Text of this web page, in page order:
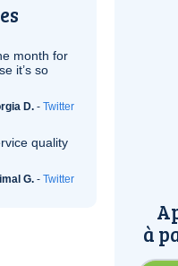
month for
it’s so
D. - Twitter
quality
G. - Twitter
à